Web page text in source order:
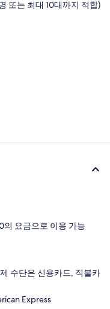
또는 최대 10대까지 적합)
의 요금으로 이용 가능
수단은 신용카드, 직불카
Express